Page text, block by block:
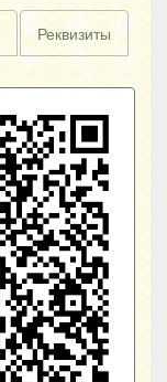
Реквизиты